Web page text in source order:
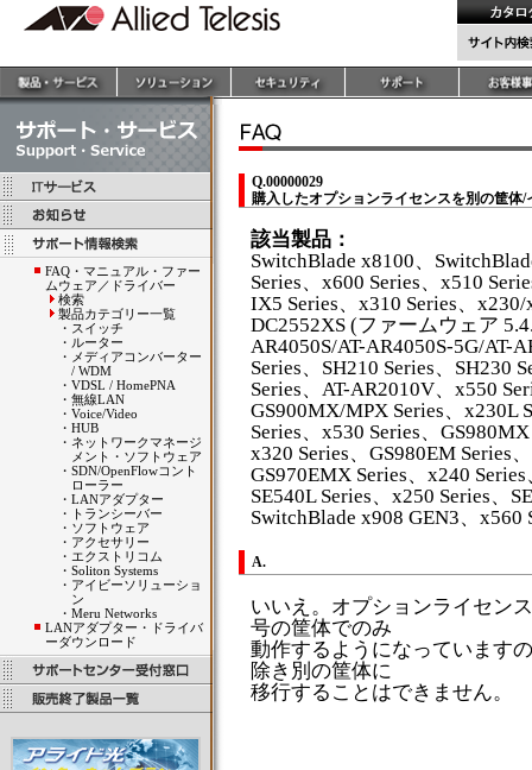
FAQ・マニュアル・ファー
ムウェア／ドライバー
検索
製品カテゴリー一覧
・ スイッチ
・ ルーター
・ メディアコンバーター
/ WDM
・ VDSL / HomePNA
・ 無線LAN
・ Voice/Video
・ HUB
・ ネットワークマネージ
メント・ソフトウェア
・ SDN/OpenFlowコント
ローラー
・ LANアダプター
・
トランシーバー
・ ソフトウェア
・ アクセサリー
・ エクストリコム
・ Soliton Systems
・ アイビーソリューショ
ン
・ Meru Networks
LANアダプター・ドライバ
ーダウンロード
Q.00000029
購入したオプションライセンスを別の筐体
該当製品：
SwitchBlade x8100、
Series、x600 Series、x510
IX5 Series、x310 Series、
DC2552XS (ファームウェア
AR4050S/AT-AR4050S-5G/AT-
Series、SH210 Series、SH230
Series、AT-AR2010V、x550
GS900MX/MPX Series、x230L
Series、x530 Series、
x320 Series、GS980EM Series
GS970EMX Series、x240
SE540L Series、x250 Series、
SwitchBlade x908 GEN3、x560
A.
いいえ。オプションライセン
号の筐体でのみ
動作するようになっています
除き別の筐体に
移行することはできません。